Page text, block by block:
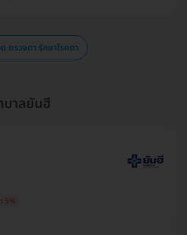
ตรวจตา รักษาโรคตา
บาลยันฮี
5%